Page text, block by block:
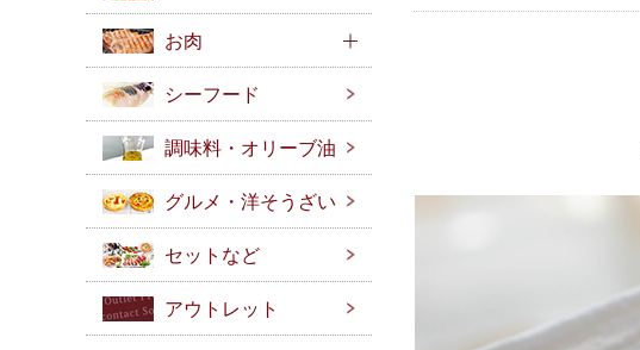
お肉
シーフード
調味料・オリーブ油
グルメ・洋そうざい
セットなど
アウトレット